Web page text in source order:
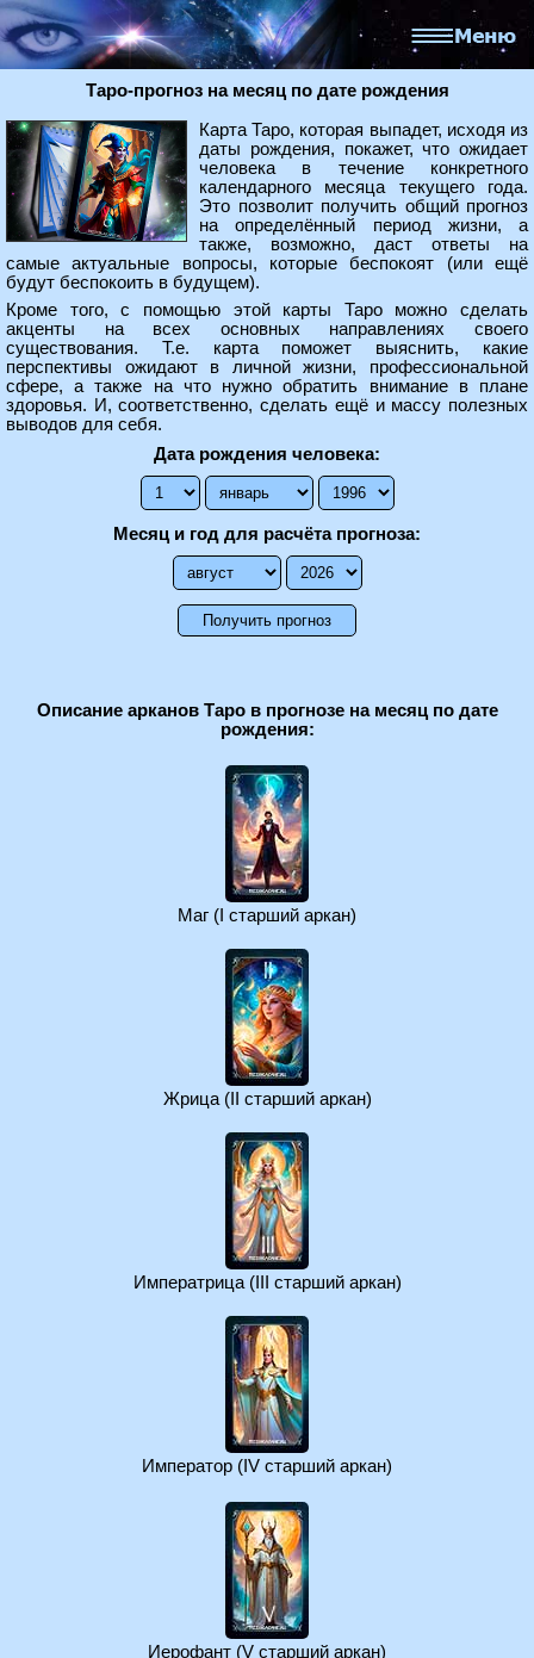
Таро-прогноз на месяц по дате рождения
Карта Таро, которая выпадет, исходя из
даты рождения, покажет, что ожидает
человека в течение конкретного
календарного месяца текущего года.
Это позволит получить общий прогноз
на определённый период жизни, а
также, возможно, даст ответы на
самые актуальные вопросы, которые беспокоят (или ещё
будут беспокоить в будущем).
Кроме того, с помощью этой карты Таро можно сделать
акценты на всех основных направлениях своего
существования. Т.е. карта поможет выяснить, какие
перспективы ожидают в личной жизни, профессиональной
сфере, а также на что нужно обратить внимание в плане
здоровья. И, соответственно, сделать ещё и массу полезных
выводов для себя.
Дата рождения человека:
Месяц и год для расчёта прогноза:
Описание арканов Таро в прогнозе на месяц по дате
рождения:
Маг (I старший аркан)
Жрица (II старший аркан)
Императрица (III старший аркан)
Император (IV старший аркан)
Иерофант (V старший аркан)